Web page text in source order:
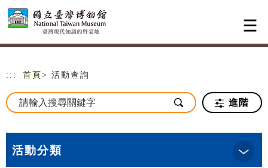
跳到主要內容
網站導覽
::: 首頁 > 活動查詢
進階
活動分類